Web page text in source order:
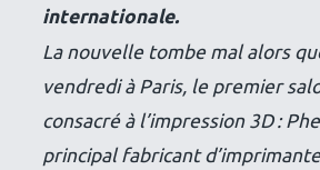
internationale.
La nouvelle tombe mal alors
vendredi à Paris, le premier
consacré à l’impression 3D :
principal fabricant